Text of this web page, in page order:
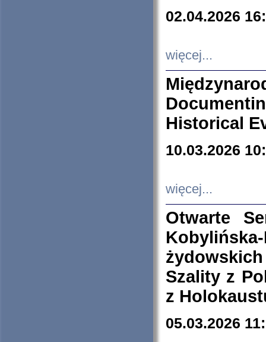
02.04.2026
więcej...
Historical
10.03.2026
więcej...
Otwarte
Szality z
z
05.03.2026